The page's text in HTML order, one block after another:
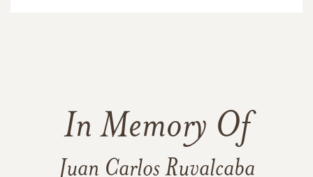
In Memory Of
Juan Carlos Ruvalcaba